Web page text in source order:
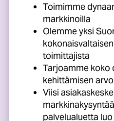
Toimimme
markkinoilla
Olemme yksi
toimittajista
Tarjoamme koko
kehittämisen
Viisi
palvelualuetta luo